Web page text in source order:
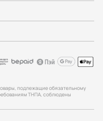
подлежащие обязательному
ТНПА, соблюдены